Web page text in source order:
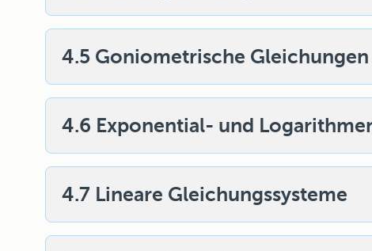
4.5 Goniometrische Gleichungen
4.6 Exponential- und
4.7 Lineare Gleichungssysteme